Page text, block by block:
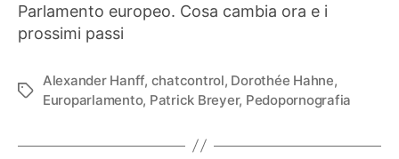
Parlamento europeo. Cosa cambia ora e i
prossimi passi
Tag
Alexander Hanff, chatcontrol, Dorothée Hahne,
Europarlamento, Patrick Breyer, Pedopornografia